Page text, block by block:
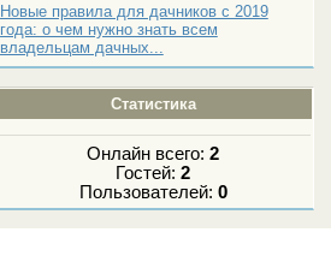
Новые правила для дачников с 2019
года: о чем нужно знать всем
владельцам дачных...
Статистика
Онлайн всего:2
Гостей:2
Пользователей: 0